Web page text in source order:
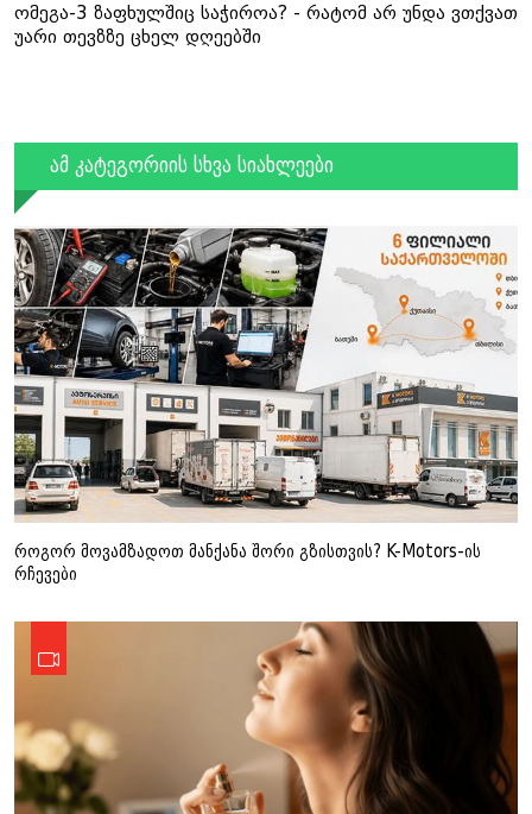
ომეგა-3 ზაფხულშიც საჭიროა? - რატომ არ უნდა ვთქვათ
უარი თევზზე ცხელ დღეებში
ამ კატეგორიის სხვა სიახლეები
როგორ მოვამზადოთ მანქანა შორი გზისთვის? K-Motors-ის
რჩევები